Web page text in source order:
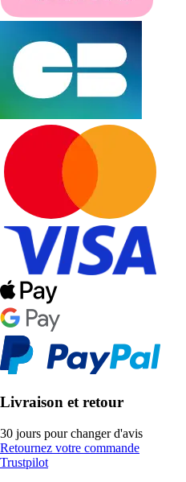
Livraison et retour
30 jours pour changer d'avis
Retournez votre commande
Trustpilot